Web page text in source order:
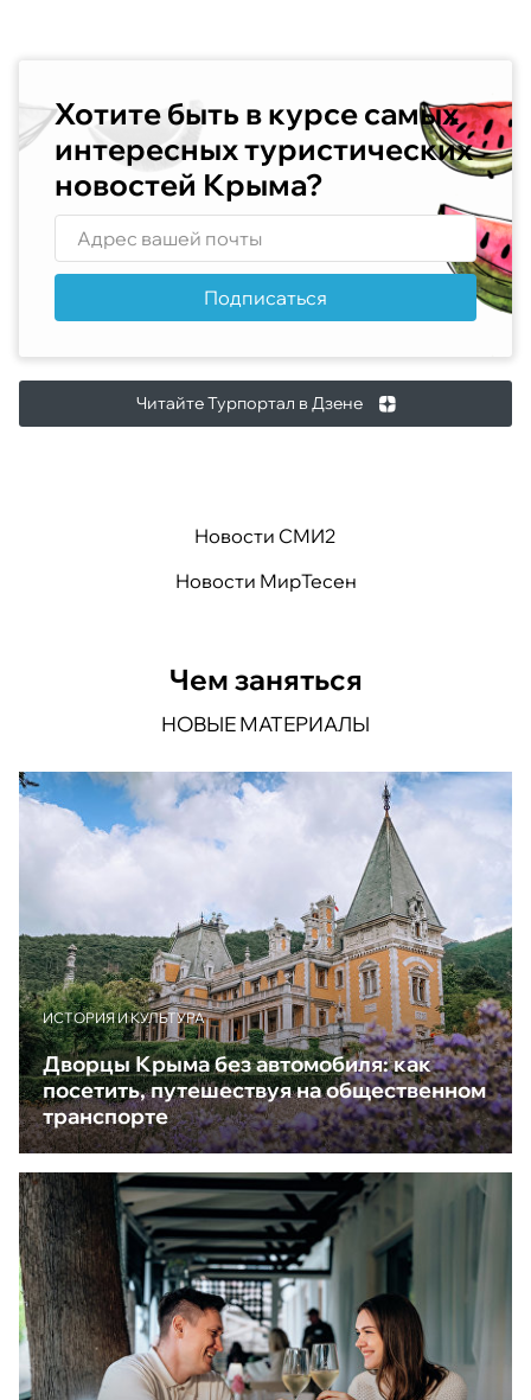
Хотите быть в курсе самых
интересных туристических
новостей Крыма?
Подписаться
Читайте Турпортал в Дзене
Новости СМИ2
Новости МирТесен
Чем заняться
НОВЫЕ МАТЕРИАЛЫ
ИСТОРИЯ И КУЛЬТУРА
Дворцы Крыма без автомобиля: как
посетить, путешествуя на общественном
транспорте